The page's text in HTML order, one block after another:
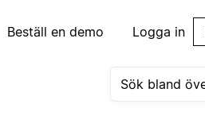
Beställ en demo Logga in